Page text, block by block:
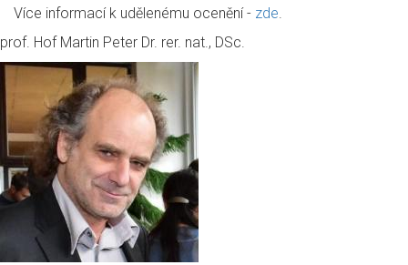
Více informací k udělenému ocenění - zde.
prof. Hof Martin Peter Dr. rer. nat., DSc.